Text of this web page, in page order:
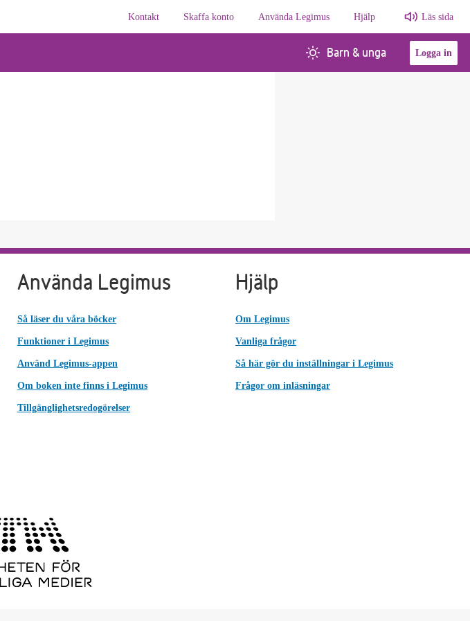
Kontakt
Skaffa konto Använda Legimus Hjälp Läs sida
Barn & unga Logga in
Använda Legimus
Så läser du våra böcker
Funktioner i Legimus
Använd Legimus-appen
Om boken inte finns i Legimus
Tillgänglighetsredogörelser
Hjälp
Om Legimus
Vanliga frågor
Så här gör du inställningar i Legimus
Frågor om inläsningar